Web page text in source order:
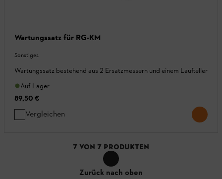
Wartungssatz für RG-KM
Sonstiges
Wartungssatz bestehend aus 2 Ersatzmessern und einem Laufteller
Auf Lager
89,50 €
Vergleichen
7 VON 7 PRODUKTEN
Zurück nach oben